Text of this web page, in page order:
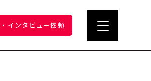
・ インタビュー依頼